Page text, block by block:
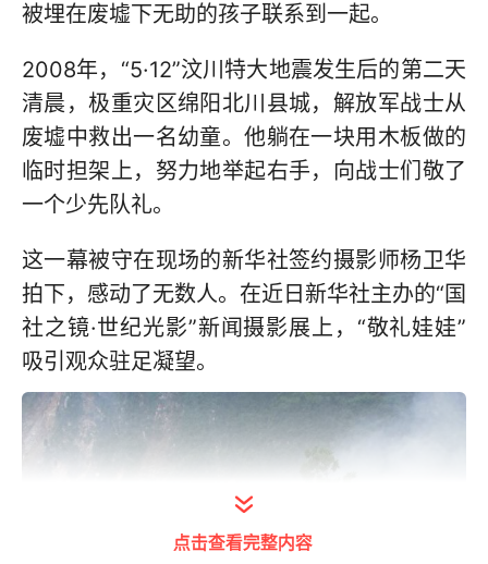
被埋在废墟下无助的孩子联系到一起。
2008年，“5·12”汶川特大地震发生后的第二天
清晨，极重灾区绵阳北川县城，解放军战士从
废墟中救出一名幼童。他躺在一块用木板做的
临时担架上，努力地举起右手，向战士们敬了
一个少先队礼。
这一幕被守在现场的新华社签约摄影师杨卫华
拍下，感动了无数人。在近日新华社主办的“国
社之镜·世纪光影”新闻摄影展上，“敬礼娃娃”
吸引观众驻足凝望。
点击查看完整内容